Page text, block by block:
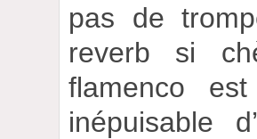
pas de
reverb si
flamenco
inépuisable